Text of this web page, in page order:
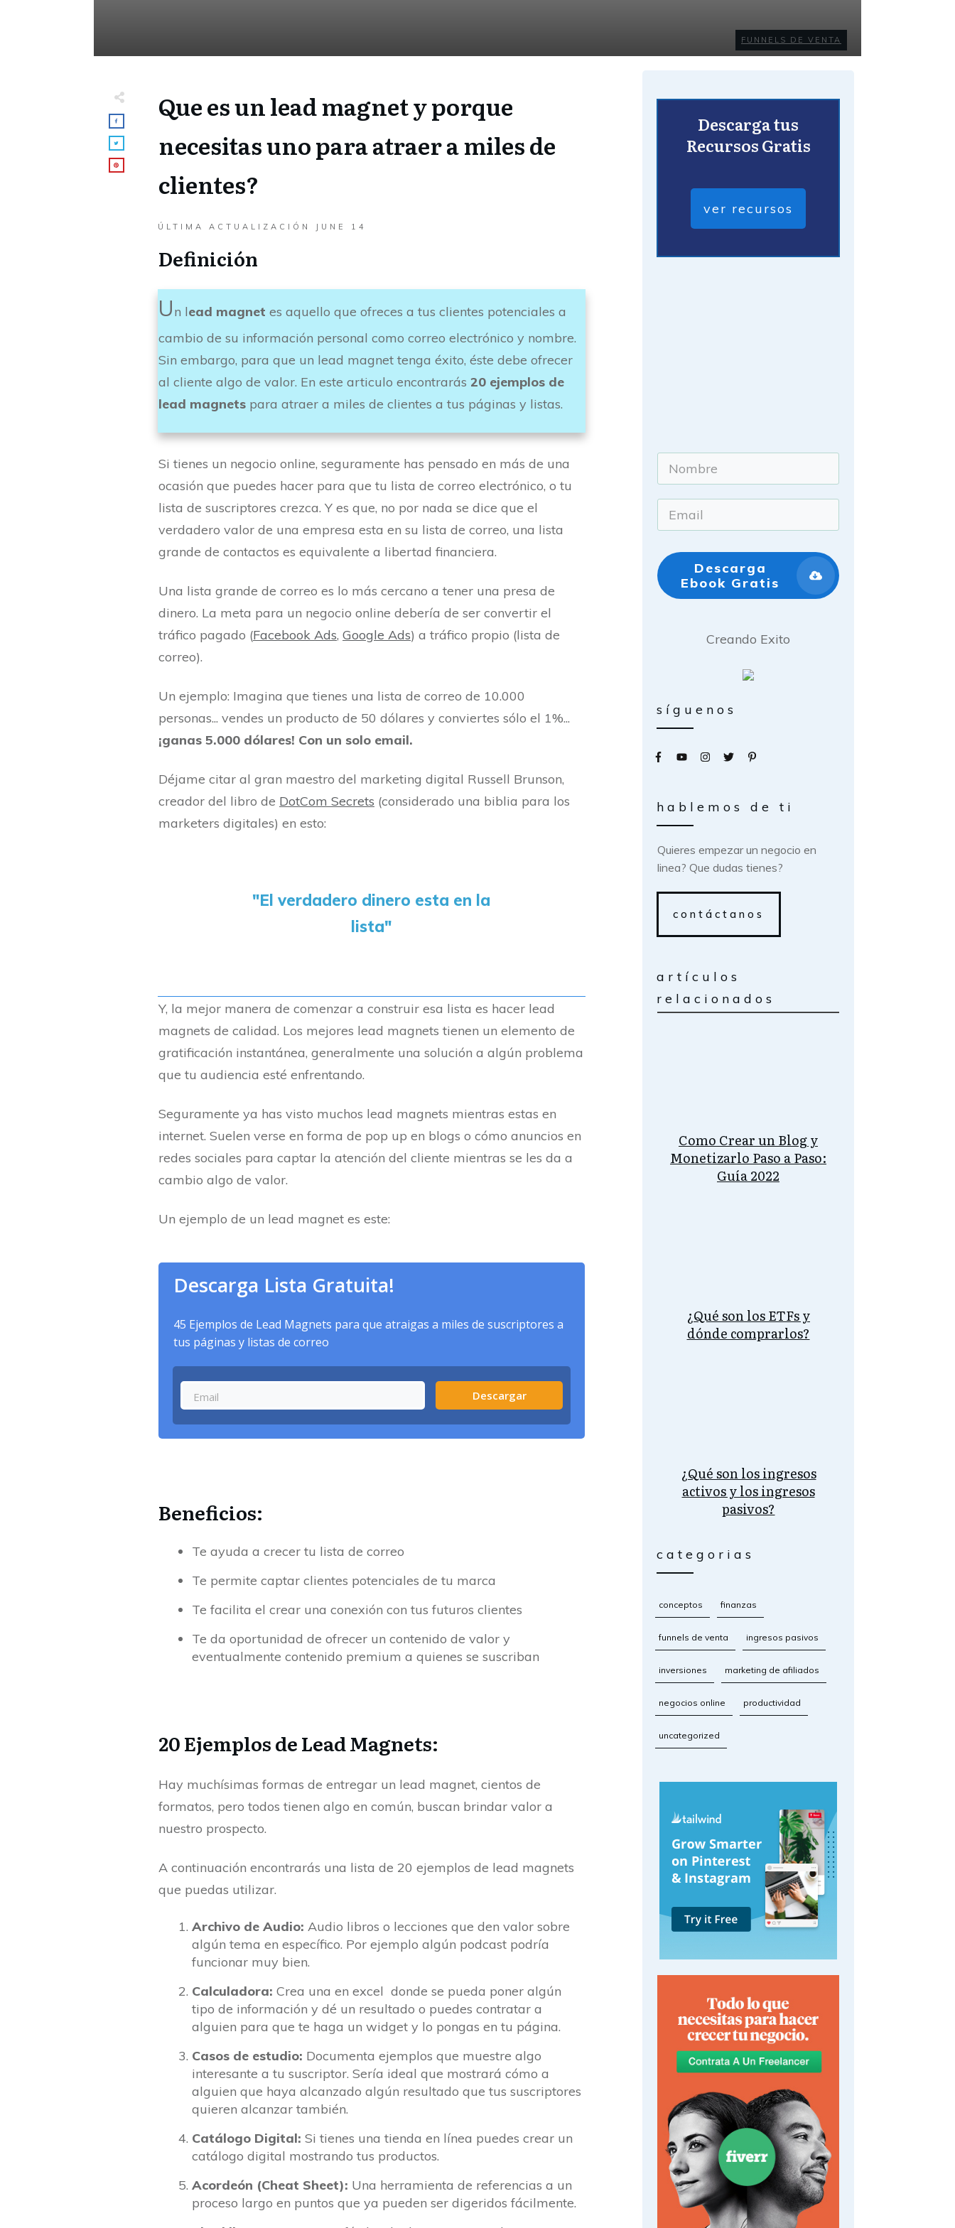
FUNNELS DE VENTA
Descarga tus
Recursos Gratis
ver recursos
Descarga
Ebook Gratis
Creando Exito
síguenos
hablemos de ti
Quieres empezar un negocio en
linea? Que dudas tienes?
contáctanos
artículos
relacionados
Como Crear un Blog y
Monetizarlo Paso a Paso:
Guía 2022
¿Qué son los ETFs y
dónde comprarlos?
¿Qué son los ingresos
activos y los ingresos
pasivos?
categorias
conceptos finanzas
funnels de venta ingresos pasivos
inversiones marketing de afiliados
negocios online productividad
uncategorized
Que es un lead magnet y porque
necesitas uno para atraer a miles de
clientes?
ÚLTIMA ACTUALIZACIÓN JUNE 14
Definición
Un lead magnet es aquello que ofreces a tus clientes potenciales a
cambio de su información personal como correo electrónico y nombre.
Sin embargo, para que un lead magnet tenga éxito, éste debe ofrecer
al cliente algo de valor. En este articulo encontrarás 20 ejemplos de
lead magnets para atraer a miles de clientes a tus páginas y listas.
Si tienes un negocio online, seguramente has pensado en más de una
ocasión que puedes hacer para que tu lista de correo electrónico, o tu
lista de suscriptores crezca. Y es que, no por nada se dice que el
verdadero valor de una empresa esta en su lista de correo, una lista
grande de contactos es equivalente a libertad financiera.
Una lista grande de correo es lo más cercano a tener una presa de
dinero. La meta para un negocio online debería de ser convertir el
tráfico pagado (Facebook Ads, Google Ads) a tráfico propio (lista de
correo).
Un ejemplo: Imagina que tienes una lista de correo de 10.000
personas... vendes un producto de 50 dólares y conviertes sólo el 1%...
¡ganas 5.000 dólares! Con un solo email.
Déjame citar al gran maestro del marketing digital Russell Brunson,
creador del libro de DotCom Secrets (considerado una biblia para los
marketers digitales) en esto:
"El verdadero dinero esta en la
lista"
Y, la mejor manera de comenzar a construir esa lista es hacer lead
magnets de calidad. Los mejores lead magnets tienen un elemento de
gratificación instantánea, generalmente una solución a algún problema
que tu audiencia esté enfrentando.
Seguramente ya has visto muchos lead magnets mientras estas en
internet. Suelen verse en forma de pop up en blogs o cómo anuncios en
redes sociales para captar la atención del cliente mientras se les da a
cambio algo de valor.
Un ejemplo de un lead magnet es este:
Descarga Lista Gratuita!
45 Ejemplos de Lead Magnets para que atraigas a miles de suscriptores a
tus páginas y listas de correo
Descargar
Beneficios:
Te ayuda a crecer tu lista de correo
Te permite captar clientes potenciales de tu marca
Te facilita el crear una conexión con tus futuros clientes
Te da oportunidad de ofrecer un contenido de valor y
eventualmente contenido premium a quienes se suscriban
20 Ejemplos de Lead Magnets:
Hay muchísimas formas de entregar un lead magnet, cientos de
formatos, pero todos tienen algo en común, buscan brindar valor a
nuestro prospecto.
A continuación encontrarás una lista de 20 ejemplos de lead magnets
que puedas utilizar.
Archivo de Audio: Audio libros o lecciones que den valor sobre
algún tema en específico. Por ejemplo algún podcast podría
funcionar muy bien.
Calculadora: Crea una en excel donde se pueda poner algún
tipo de información y dé un resultado o puedes contratar a
alguien para que te haga un widget y lo pongas en tu página.
Casos de estudio: Documenta ejemplos que muestre algo
interesante a tu suscriptor. Sería ideal que mostrará cómo a
alguien que haya alcanzado algún resultado que tus suscriptores
quieren alcanzar también.
Catálogo Digital: Si tienes una tienda en línea puedes crear un
catálogo digital mostrando tus productos.
Acordeón (Cheat Sheet): Una herramienta de referencias a un
proceso largo en puntos que ya pueden ser digeridos fácilmente.